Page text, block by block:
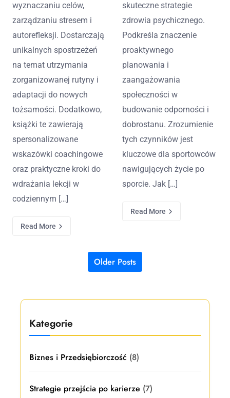
wyznaczaniu celów,
zarządzaniu stresem i
autorefleksji. Dostarczają
unikalnych spostrzeżeń
na temat utrzymania
zorganizowanej rutyny i
adaptacji do nowych
tożsamości. Dodatkowo,
książki te zawierają
spersonalizowane
wskazówki coachingowe
oraz praktyczne kroki do
wdrażania lekcji w
codziennym […]
Read More
skuteczne strategie
zdrowia psychicznego.
Podkreśla znaczenie
proaktywnego
planowania i
zaangażowania
społeczności w
budowanie odporności i
dobrostanu. Zrozumienie
tych czynników jest
kluczowe dla sportowców
nawigujących życie po
sporcie. Jak […]
Read More
Posts navigationOlder Posts
Kategorie
Biznes i Przedsiębiorczość (8)
Strategie przejścia po karierze (7)